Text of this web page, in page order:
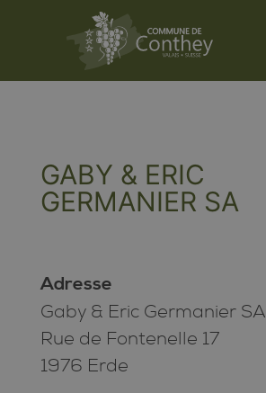
GABY & ERIC
GERMANIER SA
Adresse
Gaby & Eric Germanier SA
Rue de Fontenelle 17
1976 Erde